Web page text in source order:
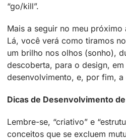
“go/kill”.
Mais a seguir no meu
Lá, você verá como tiramos
um brilho nos olhos (sonho),
descoberta, para o design,
desenvolvimento, e, por fim, a
Dicas de Desenvolvimento
Lembre-se, “criativo” e
conceitos que se excluem